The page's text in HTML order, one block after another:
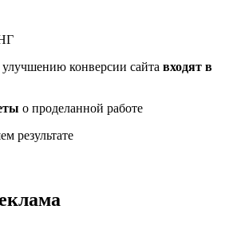
конверсии сайта входят в
о проделанной работе
результате